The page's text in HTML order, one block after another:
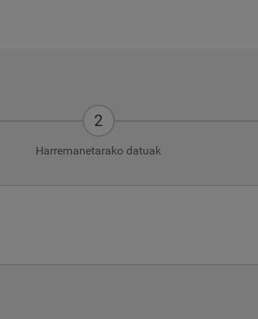
Harremanetarako datuak